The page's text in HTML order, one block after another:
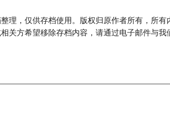
理，仅供存档使用。版权归原作者所有，所有
关方希望移除存档内容，请通过电子邮件与我